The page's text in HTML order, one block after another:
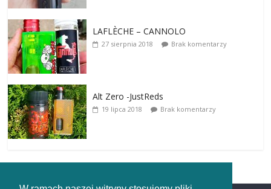
LAFLÈCHE – CANNOLO
27 sierpnia 2018 Brak komentarzy
Alt Zero -JustReds
19 lipca 2018 Brak komentarzy